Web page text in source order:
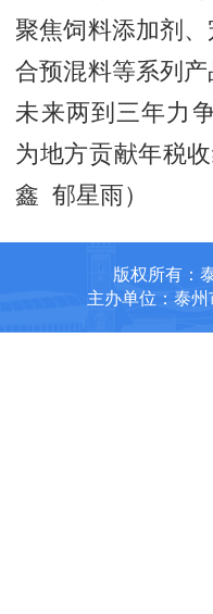
聚焦饲料添加剂
合预混料等系列产
未来两到三年力
为地方贡献年税
鑫 郁星雨）
版权所有：
主办单位：泰